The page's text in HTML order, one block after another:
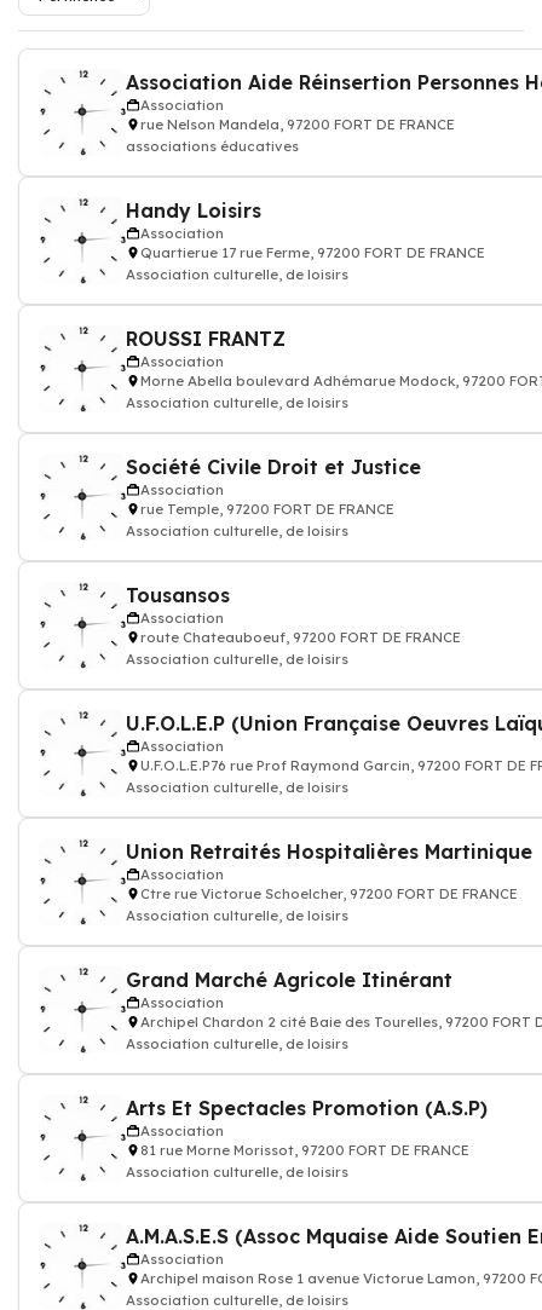
Association
rue Nelson Mandela, 97200 FORT DE FRANCE
associations éducatives
Handy Loisirs
Association
Quartierue 17 rue Ferme, 97200 FORT DE FRANCE
Association culturelle, de loisirs
ROUSSI FRANTZ
Association
Morne Abella boulevard Adhémarue Modock, 97200
Association culturelle, de loisirs
Société Civile Droit et Justice
Association
rue Temple, 97200 FORT DE FRANCE
Association culturelle, de loisirs
Tousansos
Association
route Chateauboeuf, 97200 FORT DE FRANCE
Association culturelle, de loisirs
Association
U.F.O.L.E.P76 rue Prof Raymond Garcin, 97200 FORT DE
Association culturelle, de loisirs
Union Retraités Hospitalières Martinique
Association
Ctre rue Victorue Schoelcher, 97200 FORT DE FRANCE
Association culturelle, de loisirs
Grand Marché Agricole Itinérant
Association
Archipel Chardon 2 cité Baie des Tourelles, 97200 FORT
Association culturelle, de loisirs
Arts Et Spectacles Promotion (A.S.P)
Association
81 rue Morne Morissot, 97200 FORT DE FRANCE
Association culturelle, de loisirs
A.M.A.S.E.S (Assoc Mquaise Aide Soutien
Association
Archipel maison Rose 1 avenue Victorue Lamon, 97200
Association culturelle, de loisirs